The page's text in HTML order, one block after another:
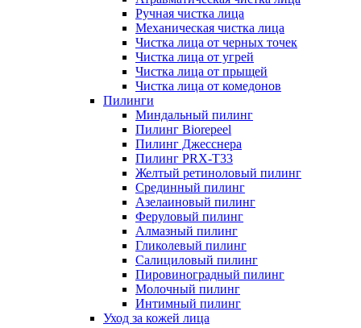
Ручная чистка лица
Механическая чистка лица
Чистка лица от черных точек
Чистка лица от угрей
Чистка лица от прыщей
Чистка лица от комедонов
Пилинги
Миндальный пилинг
Пилинг Biorepeel
Пилинг Джесснера
Пилинг PRX-T33
Желтый ретиноловый пилинг
Срединный пилинг
Азелаиновый пилинг
Феруловый пилинг
Алмазный пилинг
Гликолевый пилинг
Салициловый пилинг
Пировиноградный пилинг
Молочный пилинг
Интимный пилинг
Уход за кожей лица